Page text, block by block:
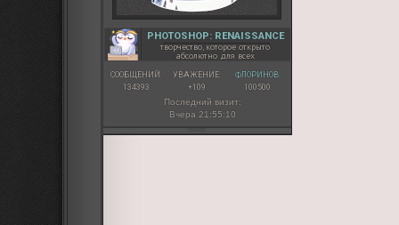
PHOTOSHOP: RENAISSANCE
творчество, которое открыто
абсолютно для всех
СООБЩЕНИЙ:
134393
УВАЖЕНИЕ:
+109
ФЛОРИНОВ:
100500
Последний визит:
Вчера 21:55:10